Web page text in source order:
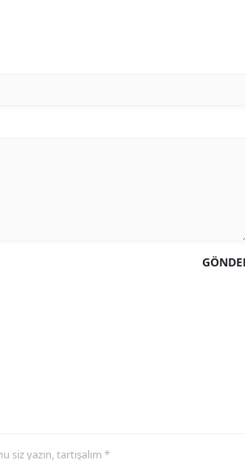
yazın, tartışalım *